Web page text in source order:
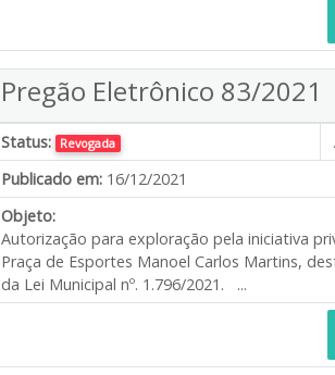
Pregão Eletrônico 83/2021
Status: Revogada
Publicado em: 16/12/2021
Objeto:
Autorização para exploração pela iniciativa
Praça de Esportes Manoel Carlos Martins,
da Lei Municipal nº. 1.796/2021. ...